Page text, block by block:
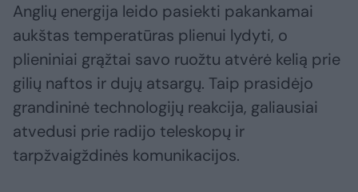
Anglių energija leido pasiekti pakankamai
aukštas temperatūras plienui lydyti, o
plieniniai grąžtai savo ruožtu atvėrė kelią prie
gilių naftos ir dujų atsargų. Taip prasidėjo
grandininė technologijų reakcija, galiausiai
atvedusi prie radijo teleskopų ir
tarpžvaigždinės komunikacijos.